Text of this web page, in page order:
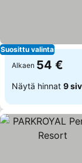
Suosittu valinta
Alkaen 54 €
Näytä hinnat 9